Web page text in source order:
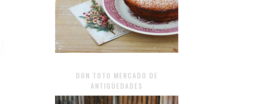
DON TOTO MERCADO DE
ANTIGÜEDADES